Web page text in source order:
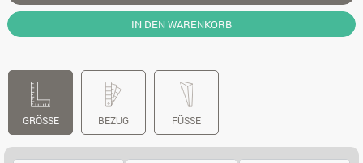
IN DEN WARENKORB
GRÖSSE BEZUG FÜSSE